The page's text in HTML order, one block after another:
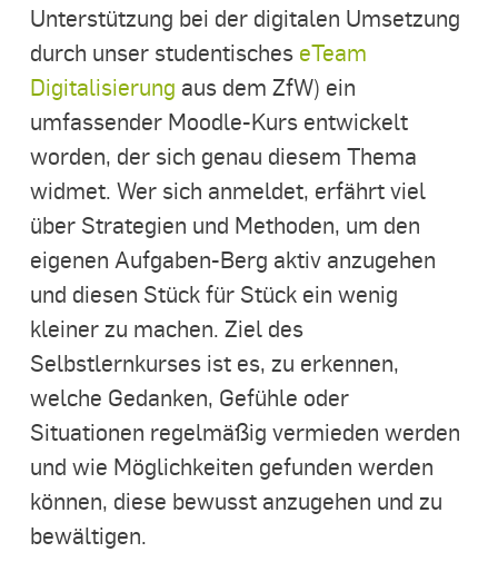
Unterstützung bei der digitalen Umsetzung
durch unser studentisches eTeam
Digitalisierung aus dem ZfW) ein
umfassender Moodle-Kurs entwickelt
worden, der sich genau diesem Thema
widmet. Wer sich anmeldet, erfährt viel
über Strategien und Methoden, um den
eigenen Aufgaben-Berg aktiv anzugehen
und diesen Stück für Stück ein wenig
kleiner zu machen. Ziel des
Selbstlernkurses ist es, zu erkennen,
welche Gedanken, Gefühle oder
Situationen regelmäßig vermieden werden
und wie Möglichkeiten gefunden werden
können, diese bewusst anzugehen und zu
bewältigen.